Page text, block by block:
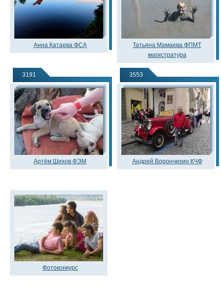
Анна Катаева ФСА
Татьяна Мамаева ФПМТ
магистратура
3191
Артём Шихов ФЭМ
3553
Андрей Ворончихин КЧФ
Фотоконкурс